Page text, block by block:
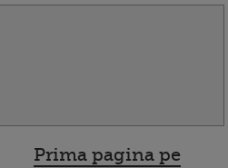
Prima pagina pe